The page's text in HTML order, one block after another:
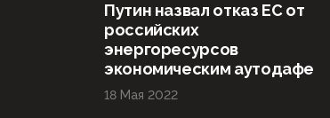
Путин назвал отказ ЕС от
российских
энергоресурсов
экономическим аутодафе
18 Мая 2022